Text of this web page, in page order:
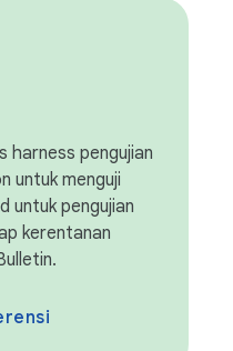
harness pengujian
untuk menguji
untuk pengujian
kerentanan